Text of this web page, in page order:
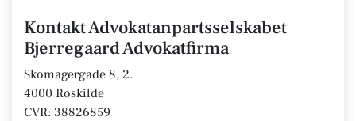
Kontakt Advokatanpartsselskabet
Bjerregaard Advokatfirma
Skomagergade 8, 2.
4000 Roskilde
CVR: 38826859